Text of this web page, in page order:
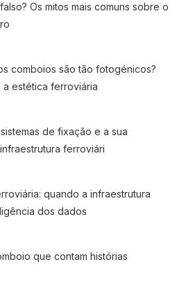
Os mitos mais comuns sobre o
comboios são tão fotogénicos?
a estética ferroviária
de fixação e a sua
ferroviári
quando a infraestrutura
dos dados
que contam histórias